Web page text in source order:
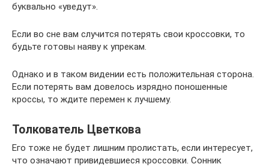
буквально «уведут».
Если во сне вам случится потерять свои кроссовки, то
будьте готовы наяву к упрекам.
Однако и в таком видении есть положительная сторона.
Если потерять вам довелось изрядно поношенные
кроссы, то ждите перемен к лучшему.
Толкователь Цветкова
Его тоже не будет лишним пролистать, если интересует,
что означают привидевшиеся кроссовки. Сонник